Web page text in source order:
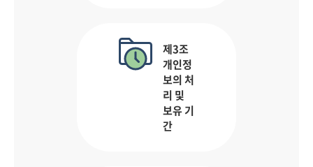
제3조
개인정
보의 처
리 및
보유 기
간